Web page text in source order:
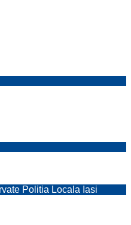
Politia Locala Iasi